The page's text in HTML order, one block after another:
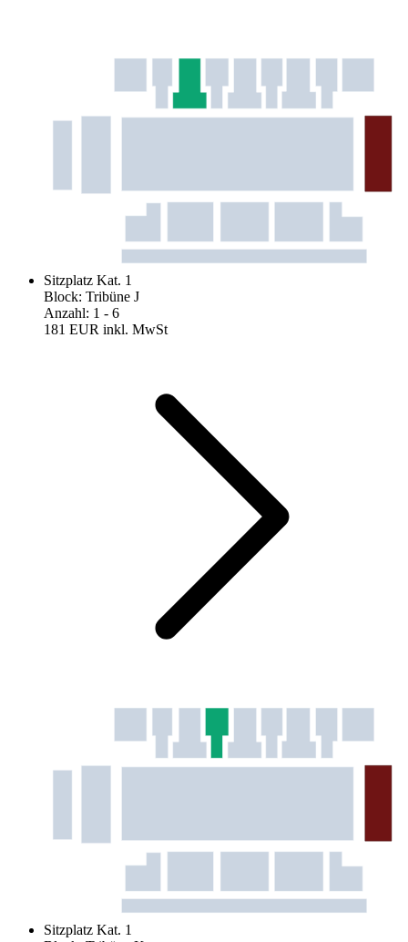
Sitzplatz Kat. 1
Block: Tribüne J
Anzahl: 1 - 6
181 EUR inkl. MwSt
Sitzplatz Kat. 1